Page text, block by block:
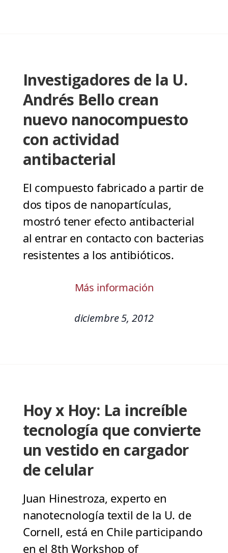
Investigadores de la U.
Andrés Bello crean
nuevo nanocompuesto
con actividad
antibacterial
El compuesto fabricado a partir de
dos tipos de nanopartículas,
mostró tener efecto antibacterial
al entrar en contacto con bacterias
resistentes a los antibióticos.
Más información
diciembre 5, 2012
Hoy x Hoy: La increíble
tecnología que convierte
un vestido en cargador
de celular
Juan Hinestroza, experto en
nanotecnología textil de la U. de
Cornell, está en Chile participando
en el 8th Workshop of